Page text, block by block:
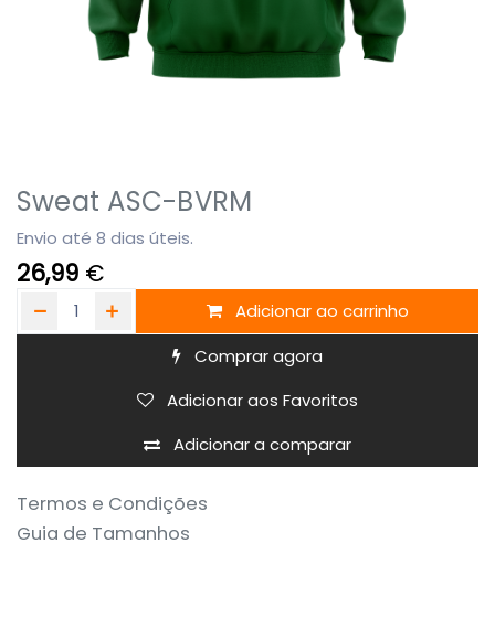
Sweat ASC-BVRM
Envio até 8 dias úteis.
26,99 €
Adicionar ao carrinho
Comprar agora
Adicionar a comparar
Adicionar aos Favoritos
Termos e Condições
Guia de Tamanhos